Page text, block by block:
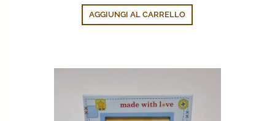
AGGIUNGI AL CARRELLO